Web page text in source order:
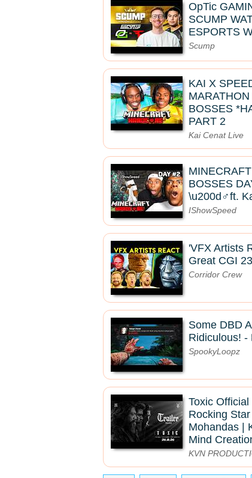
OpTic
SCUMP
ESPORTS
Scump
KAI X
BOSSES
PART 2
Kai Cenat Live
BOSSES
\u200d♂️ft.
IShowSpeed
'VFX Artists
Great CGI
Corridor Crew
Some DBD
Ridiculous! -
SpookyLoopz
Toxic Official
Rocking
Mohandas |
Mind
KVN